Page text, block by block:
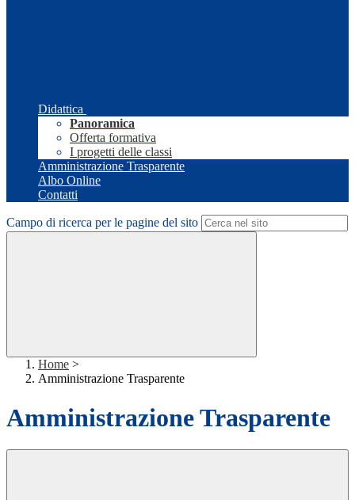
Didattica
Panoramica
Offerta formativa
I progetti delle classi
Amministrazione Trasparente
Albo Online
Contatti
Campo di ricerca per le pagine del sito
Home >
Amministrazione Trasparente
Amministrazione Trasparente